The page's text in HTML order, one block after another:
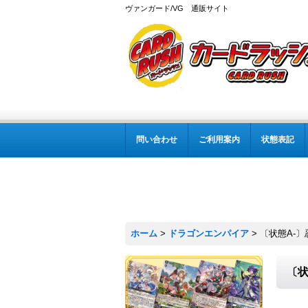
ヴァンガード/VG 通販サイト
問い合わせ ご利用案内 状態表記
ホーム > ドラゴンエンパイア > 〔状態A-
〔